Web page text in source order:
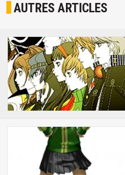
AUTRES ARTICLES